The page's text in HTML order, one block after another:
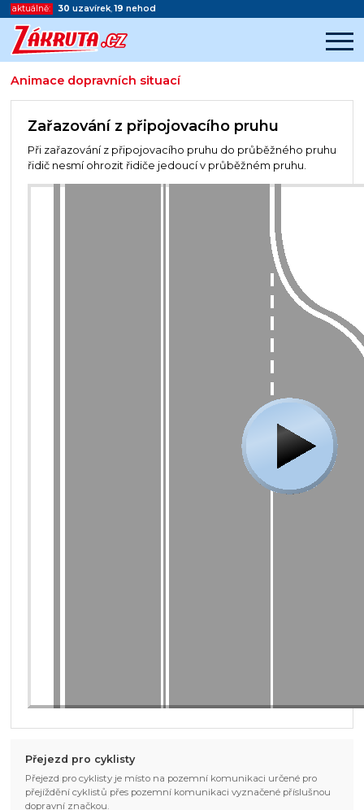
aktuálně: 30 uzavírek,19 nehod
Animace dopravních situací
Začátek reklamy
Zařazování z připojovacího pruhu
Při zařazování z připojovacího pruhu do průběžného pruhu
řidič nesmí ohrozit řidiče jedoucí v průběžném pruhu.
Přejezd pro cyklisty
Přejezd pro cyklisty je místo na pozemní komunikaci určené pro
přejíždění cyklistů přes pozemní komunikaci vyznačené příslušnou
dopravní značkou.